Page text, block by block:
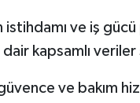
ve iş gücü
kapsamlı veriler
ve bakım